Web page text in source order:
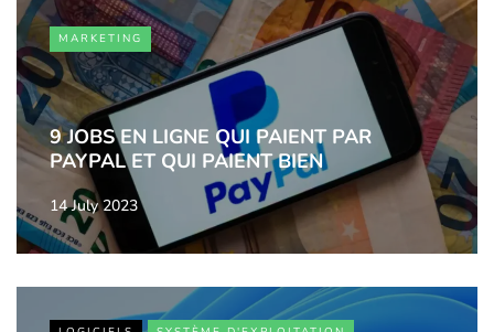
MARKETING
9 JOBS EN LIGNE QUI PAIENT PAR
PAYPAL ET QUI PAIENT BIEN
14 July 2023